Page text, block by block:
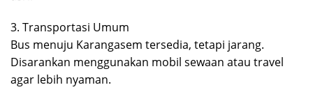
3. Transportasi Umum
Bus menuju Karangasem tersedia, tetapi jarang.
Disarankan menggunakan mobil sewaan atau travel
agar lebih nyaman.